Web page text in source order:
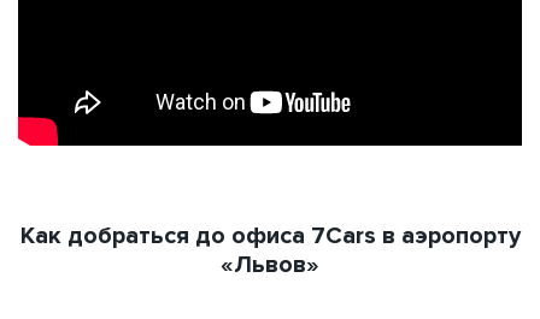
Как добраться до офиса 7Cars в аэропорту
«Львов»